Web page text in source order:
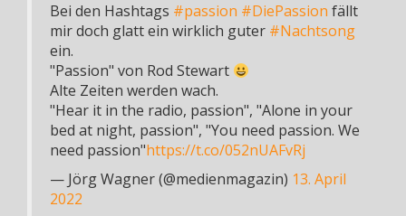
Bei den Hashtags #passion #DiePassion fällt
mir doch glatt ein wirklich guter #Nachtsong
ein.
"Passion" von Rod Stewart
Alte Zeiten werden wach.
"Hear it in the radio, passion", "Alone in your
bed at night, passion", "You need passion. We
need passion"https://t.co/052nUAFvRj
— Jörg Wagner (@medienmagazin) 13. April
2022